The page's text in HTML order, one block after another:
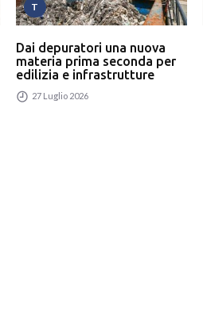
T
Dai depuratori una nuova
materia prima seconda per
edilizia e infrastrutture
27 Luglio 2026